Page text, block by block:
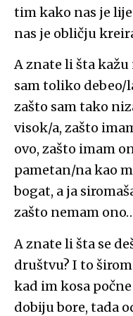
tim kako nas je
nas je obličju
A znate li šta
sam toliko debeo/
zašto sam tako
visok/a, zašto
ovo, zašto imam
pametan/na kao
bogat, a ja
zašto nemam
A znate li šta se
društvu? I to
kad im kosa
dobiju bore, tada